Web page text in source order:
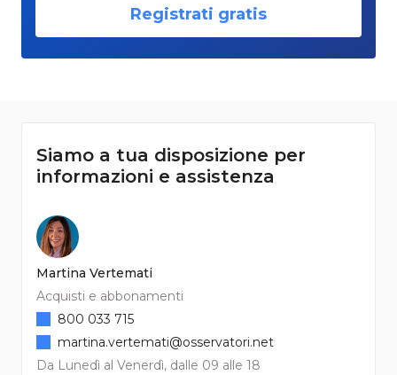
Registrati gratis
Siamo a tua disposizione per
informazioni e assistenza
Martina Vertemati
Acquisti e abbonamenti
Da Lunedì al Venerdì, dalle 09 alle 18
800 033 715
martina.vertemati@osservatori.net